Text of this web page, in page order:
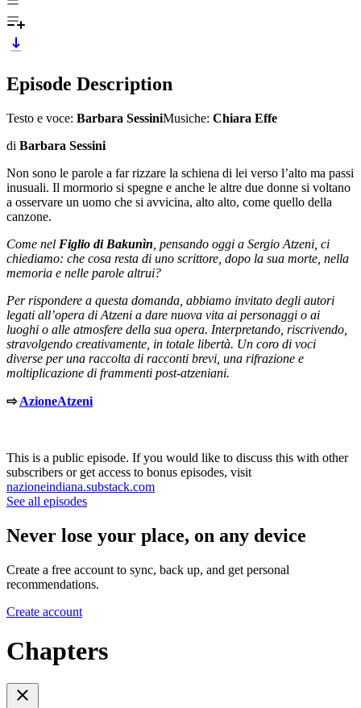
Episode Description
Testo e voce: Barbara SessiniMusiche: Chiara Effe
di Barbara Sessini
Non sono le parole a far rizzare la schiena di lei verso l’alto ma passi
inusuali. Il mormorio si spegne e anche le altre due donne si voltano
a osservare un uomo che si avvicina, alto alto, come quello della
canzone.
Come nel Figlio di Bakunìn , pensando oggi a Sergio Atzeni, ci
chiediamo: che cosa resta di uno scrittore, dopo la sua morte, nella
memoria e nelle parole altrui?
Per rispondere a questa domanda, abbiamo invitato degli autori
legati all’opera di Atzeni a dare nuova vita ai personaggi o ai
luoghi o alle atmosfere della sua opera. Interpretando, riscrivendo,
stravolgendo creativamente, in totale libertà. Un coro di voci
diverse per una raccolta di racconti brevi, una rifrazione e
moltiplicazione di frammenti post-atzeniani.
⇨AzioneAtzeni
This is a public episode. If you would like to discuss this with other
subscribers or get access to bonus episodes, visit
nazioneindiana.substack.com
See all episodes
Never lose your place, on any device
Create a free account to sync, back up, and get personal
recommendations.
Create account
Chapters